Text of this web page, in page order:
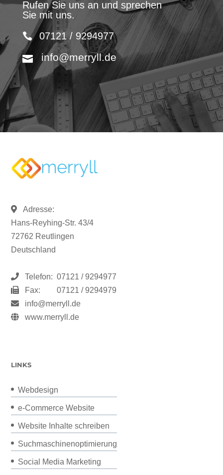
Rufen Sie uns an und sprechen
Sie mit uns.
07121 / 9294977
info@merryll.de
Adresse:
Hans-Reyhing-Str. 43/4
72762 Reutlingen
Deutschland
Telefon: 07121 / 9294977
Fax:
07121 / 9294979
info@merryll.de
www.merryll.de
LINKS
Webdesign
e-Commerce Website
Website Inhalte schreiben
Suchmaschinenoptimierung
Social Media Marketing